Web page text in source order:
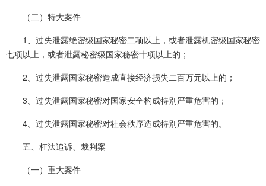
（二）特大案件
1、过失泄露绝密级国家秘密二项以上，或者泄露机密级国家秘密
七项以上，或者泄露秘密级国家秘密十项以上的；
2、过失泄露国家秘密造成直接经济损失二百万元以上的；
3、过失泄露国家秘密对国家安全构成特别严重危害的；
4、过失泄露国家秘密对社会秩序造成特别严重危害的。
五、枉法追诉、裁判案
（一）重大案件